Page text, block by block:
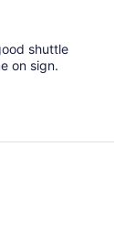
shuttle
on sign.